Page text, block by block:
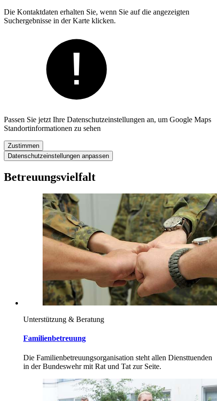
Die Kontaktdaten erhalten Sie, wenn Sie auf die angezeigten
Suchergebnisse in der Karte klicken.
Passen Sie jetzt Ihre Datenschutzeinstellungen an, um Google Maps
Standortinformationen zu sehen
Zustimmen
Datenschutzeinstellungen anpassen
Betreuungsvielfalt
Unterstützung & Beratung
Familienbetreuung
Die Familienbetreuungsorganisation steht allen Diensttuenden
in der Bundeswehr mit Rat und Tat zur Seite.